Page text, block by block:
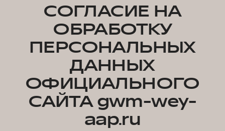
СОГЛАСИЕ НА
ОБРАБОТКУ
ПЕРСОНАЛЬНЫХ
ДАННЫХ
ОФИЦИАЛЬНОГО
САЙТА gwm-wey-
aap.ru